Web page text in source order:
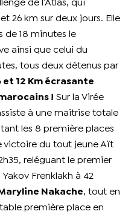
de l’Atlas, qui
26 km sur deux jours. Elle
de 18 minutes le
ainsi que celui du
tous deux détenus par
et 12 Km écrasante
! Sur la Virée
à une maitrise totale
les 8 première places
victoire du tout jeune Aït
reléguant le premier
Frenklakh à 42
Nakache, tout en
première place en